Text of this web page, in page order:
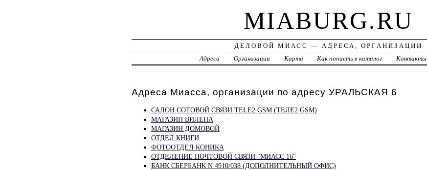
MIABURG.RU
ДЕЛОВОЙ МИАСС — АДРЕСА, ОРГАНИЗАЦИИ
Адреса
Организации Карта Как попасть в каталог Контакты
Адреса Миасса, организации по адресу УРАЛЬСКАЯ 6
САЛОН СОТОВОЙ СВЯЗИ TELE2 GSM (ТЕЛЕ2 GSM)
МАГАЗИН ВИЛЕНА
МАГАЗИН ДОМОВОЙ
ОТДЕЛ КНИГИ
ФОТООТДЕЛ КОНИКА
ОТДЕЛЕНИЕ ПОЧТОВОЙ СВЯЗИ "МИАСС 16"
БАНК СБЕРБАНК N 4910/038 (ДОПОЛНИТЕЛЬНЫЙ ОФИС)